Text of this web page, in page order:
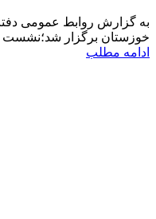
به گزارش روابط عمومی
خوزستان برگزار شد؛نشست
ادامه مطلب